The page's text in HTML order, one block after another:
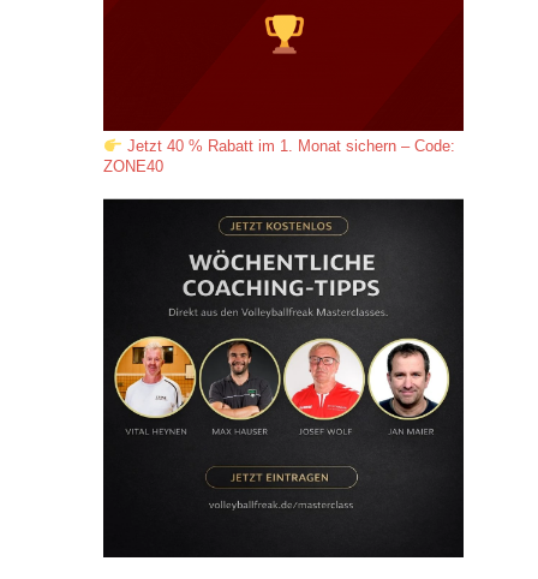
Jetzt 40 % Rabatt im 1. Monat sichern – Code:
ZONE40